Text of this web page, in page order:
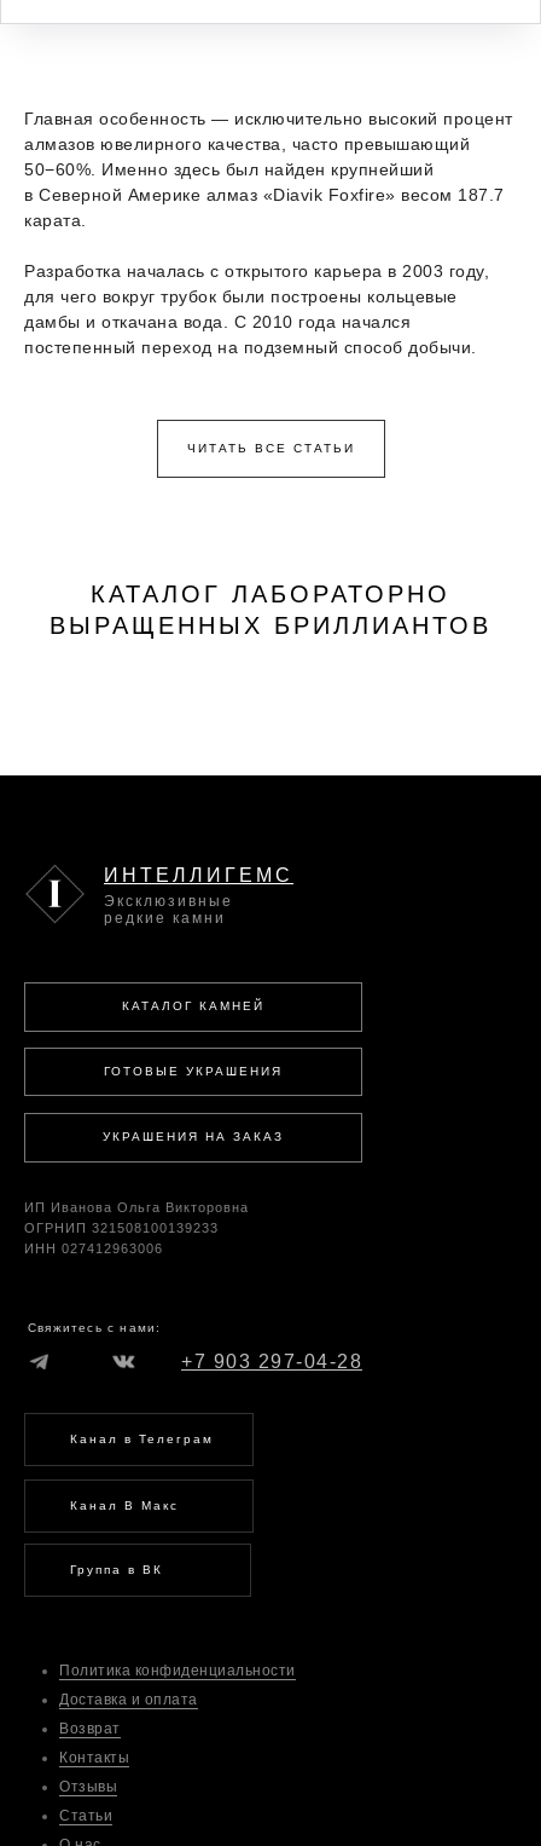
Главная особенность — исключительно высокий процент
алмазов ювелирного качества, часто превышающий
50−60%. Именно здесь был найден крупнейший
в Северной Америке алмаз «Diavik Foxfire» весом 187.7
карата.
Разработка началась с открытого карьера в 2003 году,
для чего вокруг трубок были построены кольцевые
дамбы и откачана вода. С 2010 года начался
постепенный переход на подземный способ добычи.
ЧИТАТЬ ВСЕ СТАТЬИ
КАТАЛОГ ЛАБОРАТОРНО
ВЫРАЩЕННЫХ БРИЛЛИАНТОВ
КАТАЛОГ КАМНЕЙ
УКРАШЕНИЯ НА ЗАКАЗ
ГОТОВЫЕ УКРАШЕНИЯ
Эксклюзивные
редкие камни
ИНТЕЛЛИГЕМС
Политика конфиденциальности
Доставка и оплата
Возврат
Контакты
Отзывы
Статьи
+7 903 297-04-28
Канал В Макс
Группа в ВК
Канал в Телеграм
Свяжитесь с нами:
ИП Иванова Ольга Викторовна
ОГРНИП 321508100139233
ИНН 027412963006